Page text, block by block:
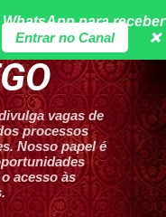
principal
DE
vagas de
processos
Nosso papel é
acesso às
para receber
Entrar no Canal ❌